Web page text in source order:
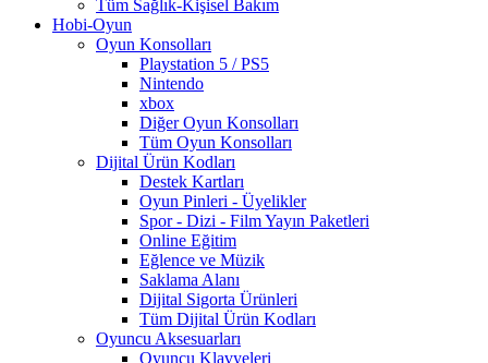
Tüm Sağlık-Kişisel Bakım
Hobi-Oyun
Oyun Konsolları
Playstation 5 / PS5
Nintendo
xbox
Diğer Oyun Konsolları
Tüm Oyun Konsolları
Dijital Ürün Kodları
Destek Kartları
Oyun Pinleri - Üyelikler
Spor - Dizi - Film Yayın Paketleri
Online Eğitim
Eğlence ve Müzik
Saklama Alanı
Dijital Sigorta Ürünleri
Tüm Dijital Ürün Kodları
Oyuncu Aksesuarları
Oyuncu Klavyeleri